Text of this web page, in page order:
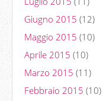
Giugno 2015 (12)
Maggio 2015 (10)
Aprile 2015 (10)
Marzo 2015 (11)
Febbraio 2015 (10)